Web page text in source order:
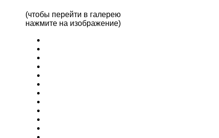
(чтобы перейти в галерею
нажмите на изображение)